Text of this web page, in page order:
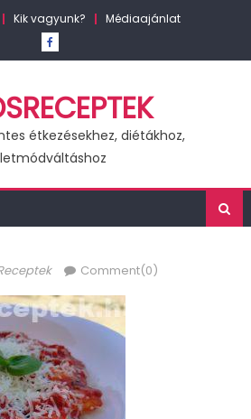
Kik vagyunk? Médiaajánlat
étkezésekhez, diétákhoz,
Comment(0)